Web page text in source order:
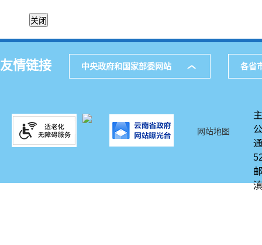
友情链接 中央政府和国家部委网站 各省
网站地图